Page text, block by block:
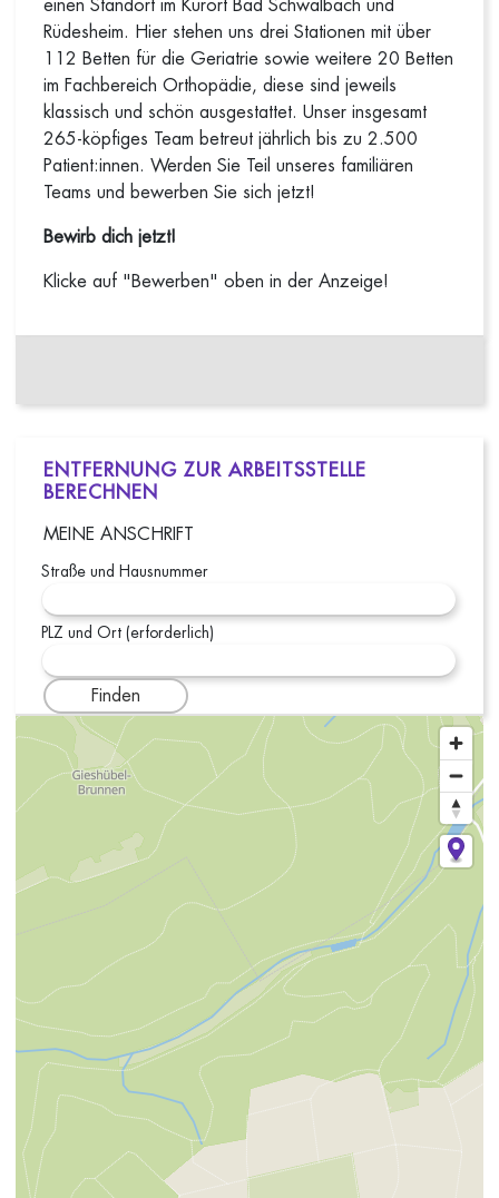
einen Standort im Kurort Bad Schwalbach und
Rüdesheim. Hier stehen uns drei Stationen mit über
112 Betten für die Geriatrie sowie weitere 20 Betten
im Fachbereich Orthopädie, diese sind jeweils
klassisch und schön ausgestattet. Unser insgesamt
265-köpfiges Team betreut jährlich bis zu 2.500
Patient:innen. Werden Sie Teil unseres familiären
Teams und bewerben Sie sich jetzt!
Bewirb dich jetzt!
Klicke auf "Bewerben" oben in der Anzeige!
ENTFERNUNG ZUR ARBEITSSTELLE
BERECHNEN
MEINE ANSCHRIFT
Straße und Hausnummer
PLZ und Ort (erforderlich)
Finden